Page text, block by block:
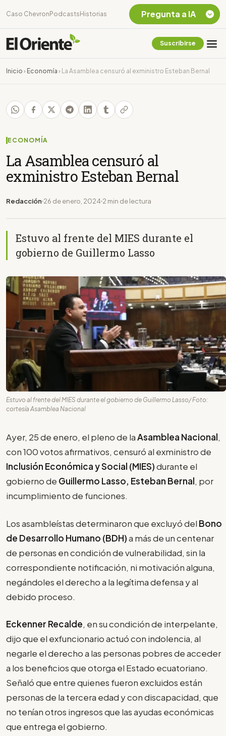
Caso Chevron Podcasts Historias
Suscribirse
Inicio › Economía › La Asamblea censuró al exministro Esteban Bernal
ECONOMÍA
La Asamblea censuró al
exministro Esteban Bernal
Redacción 26 de enero, 2024 2 min de lectura
Estuvo al frente del MIES durante el
gobierno de Guillermo Lasso
Estuvo al frente del MIES durante el gobierno de Guillermo Lasso/ Foto:
cortesía Asamblea Nacional
Ayer, 25 de enero, el pleno de laAsamblea Nacional,
con 100 votos afirmativos, censuró al exministro de
Inclusión Económica y Social (MIES)durante el
gobierno de Guillermo Lasso, Esteban Bernal, por
incumplimiento de funciones.
Los asambleístas determinaron que excluyó del Bono
de Desarrollo Humano (BDH)a más de un centenar
de personas en condición de vulnerabilidad, sin la
correspondiente notificación, ni motivación alguna,
negándoles el derecho a la legítima defensa y al
debido proceso.
Eckenner Recalde, en su condición de interpelante,
dijo que el exfuncionario actuó con indolencia, al
negarle el derecho a las personas pobres de acceder
a los beneficios que otorga el Estado ecuatoriano.
Señaló que entre quienes fueron excluidos están
personas de la tercera edad y con discapacidad, que
no tenían otros ingresos que las ayudas económicas
que entrega el gobierno.
Pregunta a IA
Chevron Ecuador